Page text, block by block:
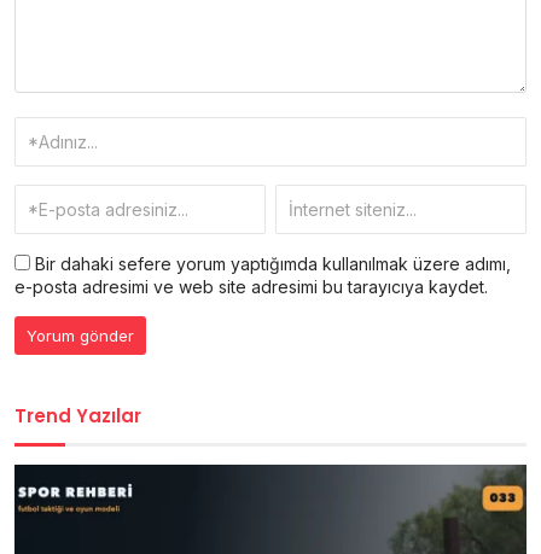
Bir dahaki sefere yorum yaptığımda kullanılmak üzere adımı,
e-posta adresimi ve web site adresimi bu tarayıcıya kaydet.
Trend Yazılar